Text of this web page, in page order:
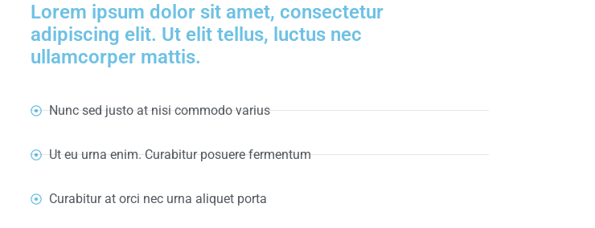
Lorem ipsum dolor sit amet, consectetur
adipiscing elit. Ut elit tellus, luctus nec
ullamcorper mattis.
Nunc sed justo at nisi commodo varius
Ut eu urna enim. Curabitur posuere fermentum
Curabitur at orci nec urna aliquet porta